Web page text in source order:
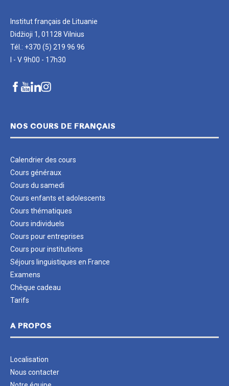
Institut français de Lituanie
Didžioji 1, 01128 Vilnius
Tél.: +370 (5) 219 96 96
I - V 9h00 - 17h30
NOS COURS DE FRANÇAIS
Calendrier des cours
Cours généraux
Cours du samedi
Cours enfants et adolescents
Cours thématiques
Cours individuels
Cours pour entreprises
Cours pour institutions
Séjours linguistiques en France
Examens
Chèque cadeau
Tarifs
A PROPOS
Localisation
Nous contacter